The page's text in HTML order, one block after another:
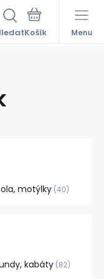
Menu
motýlky 40
kabáty 82